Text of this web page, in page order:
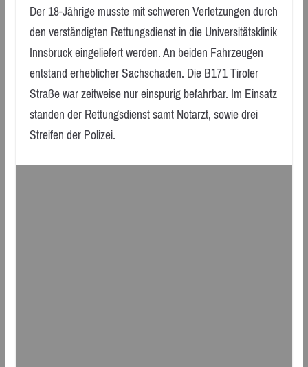
Der 18-Jährige musste mit schweren Verletzungen durch
den verständigten Rettungsdienst in die Universitätsklinik
Innsbruck eingeliefert werden. An beiden Fahrzeugen
entstand erheblicher Sachschaden. Die B171 Tiroler
Straße war zeitweise nur einspurig befahrbar. Im Einsatz
standen der Rettungsdienst samt Notarzt, sowie drei
Streifen der Polizei.